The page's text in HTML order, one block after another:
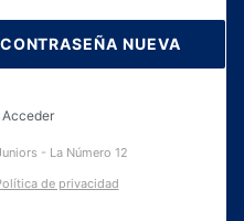
perdida
Acceder
- La Número 12
de privacidad